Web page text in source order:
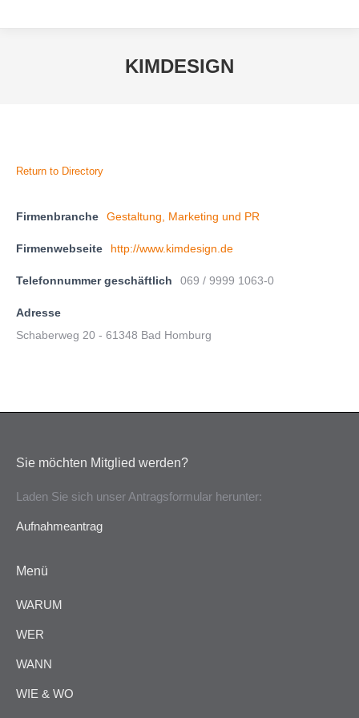
KIMDESIGN
Return to Directory
Firmenbranche Gestaltung, Marketing und PR
Firmenwebseite http://www.kimdesign.de
Telefonnummer geschäftlich 069 / 9999 1063-0
Adresse
Schaberweg 20 - 61348 Bad Homburg
Sie möchten Mitglied werden?
Laden Sie sich unser Antragsformular herunter:
Aufnahmeantrag
Menü
WARUM
WER
WANN
WIE & WO